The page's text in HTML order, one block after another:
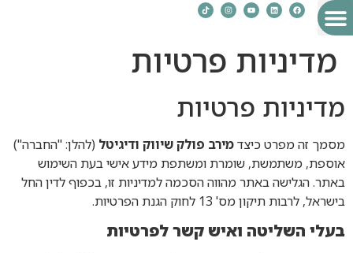
לתוכן
מדיניות פרטיות
מדיניות פרטיות
מסמך זה מפרט כיצדמירב פולק שיווק ודיגיטל (להלן: "החברה")
אוספת, משתמשת, שומרת ומשתפת מידע אישי בעת השימוש
באתר. הגלישה באתר מהווה הסכמה למדיניות זו, בכפוף לדין החל
בישראל, לרבות תיקון מס' 13 לחוק הגנת הפרטיות.
בעלי השליטה ואיש קשר לפרטיות